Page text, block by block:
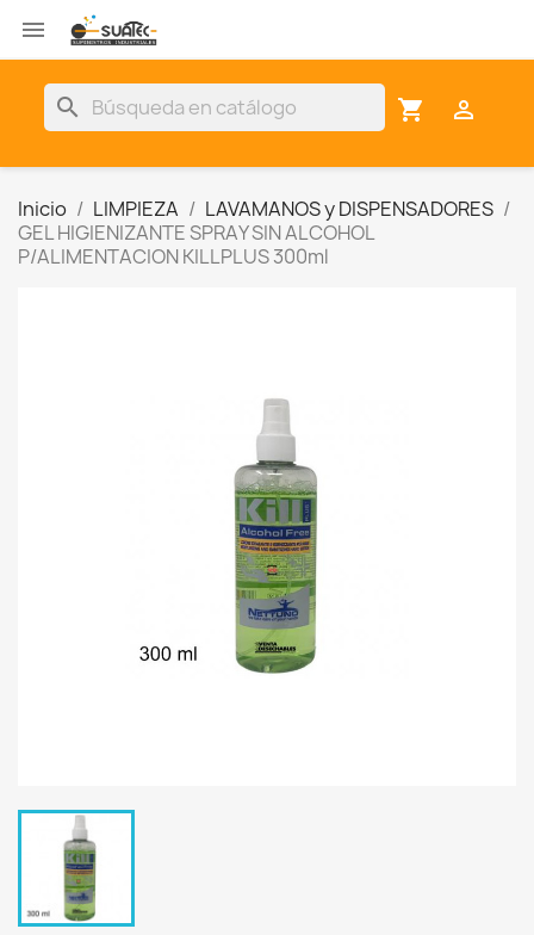


shopping_cart
search
Inicio LIMPIEZA
LAVAMANOS y DISPENSADORES
GEL HIGIENIZANTE SPRAY SIN ALCOHOL
P/ALIMENTACION KILLPLUS 300ml